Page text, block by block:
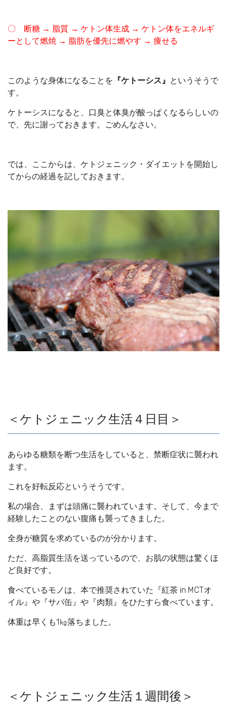
〇 断糖 → 脂質 → ケトン体生成 → ケトン体をエネルギ
ーとして燃焼 → 脂肪を優先に燃やす → 痩せる
このような身体になることを 『ケトーシス』 というそうで
す。
ケトーシスになると、口臭と体臭が酸っぱくなるらしいの
で、先に謝っておきます。ごめんなさい。
では、ここからは、ケトジェニック・ダイエットを開始し
てからの経過を記しておきます。
＜ケトジェニック生活４日目＞
あらゆる糖類を断つ生活をしていると、禁断症状に襲われ
ます。
これを好転反応というそうです。
私の場合、まずは頭痛に襲われています。そして、今まで
経験したことのない腹痛も襲ってきました。
全身が糖質を求めているのが分かります。
ただ、高脂質生活を送っているので、お肌の状態は驚くほ
ど良好です。
食べているモノは、本で推奨されていた『紅茶 in MCTオ
イル』や『サバ缶』や『肉類』をひたすら食べています。
体重は早くも1㎏落ちました。
＜ケトジェニック生活１週間後＞